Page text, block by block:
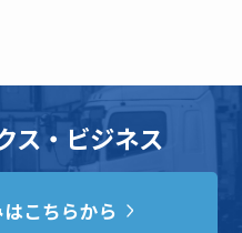
ス・ビジネス
こちらから